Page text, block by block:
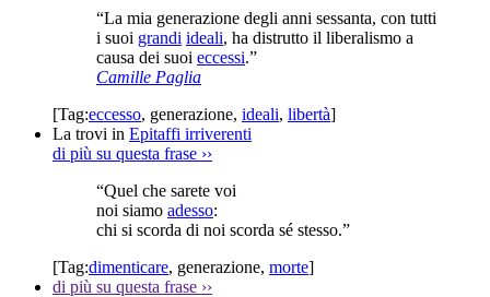
“La mia generazione degli anni sessanta, con tutti
i suoi grandi ideali, ha distrutto il liberalismo a
causa dei suoi eccessi.”
Camille Paglia
[Tag:eccesso, generazione, ideali, libertà]
La trovi in Epitaffi irriverenti
di più su questa frase ››
“Quel che sarete voi
noi siamo adesso:
chi si scorda di noi scorda sé stesso.”
[Tag:dimenticare, generazione, morte]
di più su questa frase ››